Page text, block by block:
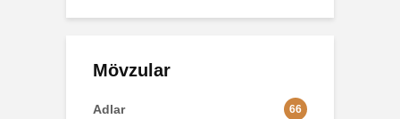
Mövzular
Adlar 66